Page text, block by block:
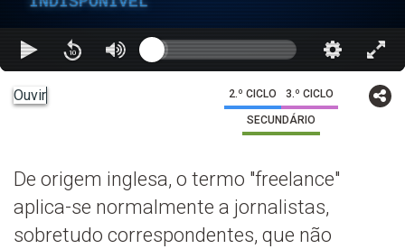
Ouvir 2.º CICLO 3.º CICLO
SECUNDÁRIO
De origem inglesa, o termo "freelance"
aplica-se normalmente a jornalistas,
sobretudo correspondentes, que não